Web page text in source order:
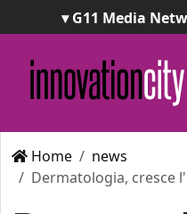
▾ G11 Media
ImpresaCity |
Awards
Italian
Home
news
Dermatologia, cresce